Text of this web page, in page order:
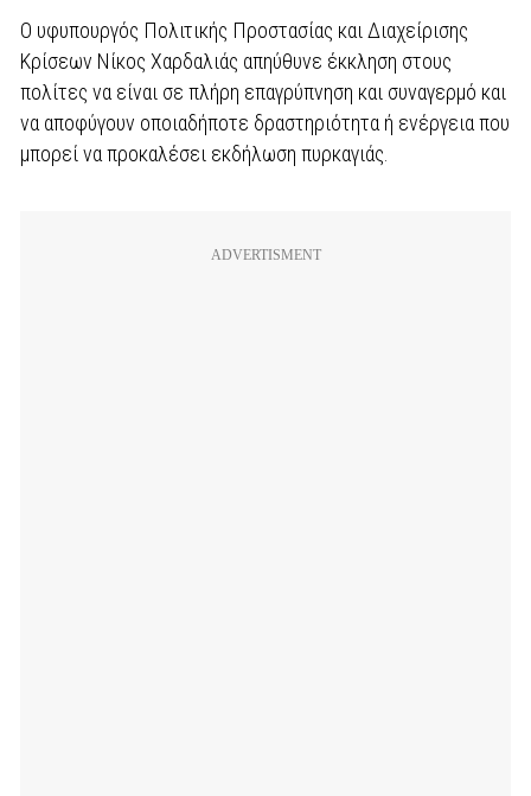
Ο υφυπουργός Πολιτικής Προστασίας και Διαχείρισης
Κρίσεων Νίκος Χαρδαλιάς απηύθυνε έκκληση στους
πολίτες να είναι σε πλήρη επαγρύπνηση και συναγερμό και
να αποφύγουν οποιαδήποτε δραστηριότητα ή ενέργεια που
μπορεί να προκαλέσει εκδήλωση πυρκαγιάς.